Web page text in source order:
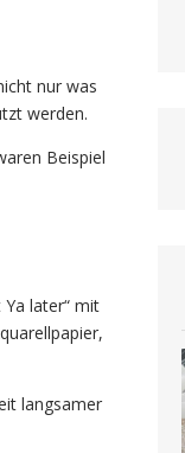
nur was
werden.
Beispiel
later“ mit
langsamer